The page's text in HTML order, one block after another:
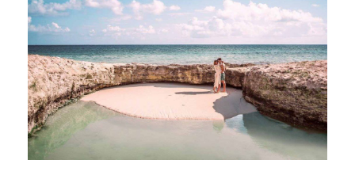
Recepción en el Aeropuerto, por parte de nuestro
personal y traslado a su hotel. Tiempo libre en el
hotel de su elección, en régimen todo incluido.
Alojamiento.
Día 2 RIVIERA MAYA